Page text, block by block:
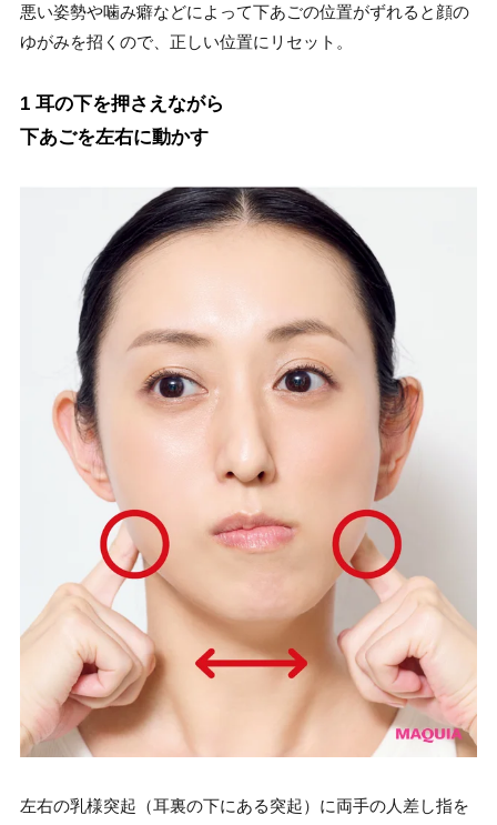
悪い姿勢や噛み癖などによって下あごの位置がずれると顔の
ゆがみを招くので、正しい位置にリセット。
1 耳の下を押さえながら
下あごを左右に動かす
左右の乳様突起（耳裏の下にある突起）に両手の人差し指を